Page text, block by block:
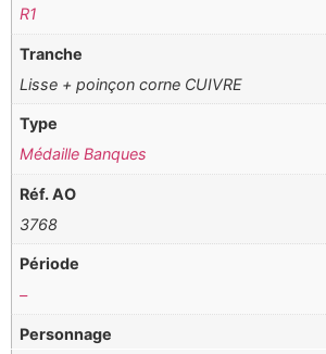
R1
Tranche
Lisse + poinçon corne CUIVRE
Type
Médaille Banques
Réf. AO
3768
Période
–
Personnage